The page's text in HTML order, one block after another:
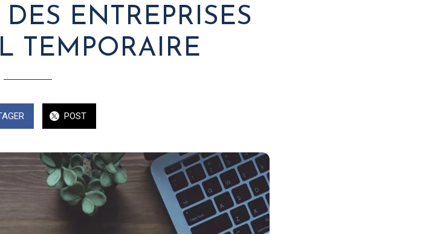
ENTREPRISES
TEMPORAIRE
POST